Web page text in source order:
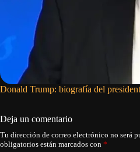
Donald Trump: biografía del
Deja un comentario
Tu dirección de correo electrónico no será
obligatorios están marcados con *